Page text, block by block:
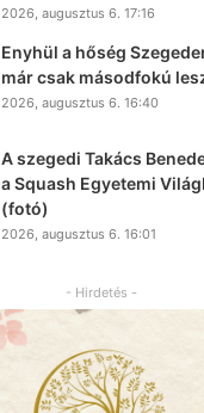
2026, augusztus 6. 17:16
Enyhül a hőség
már csak másodfokú
2026, augusztus 6. 16:40
A szegedi Takács
a Squash Egyetemi
(fotó)
2026, augusztus 6. 16:01
- Hirdetés -